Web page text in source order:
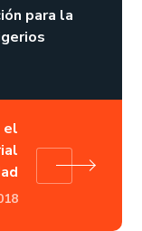
para la
el